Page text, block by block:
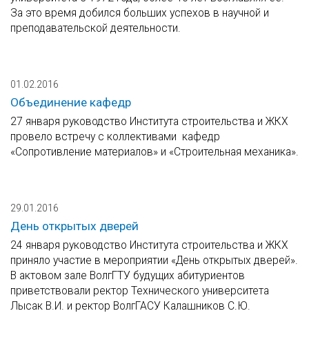
За это время добился больших успехов в научной и
преподавательской деятельности.
01.02.2016
Объединение кафедр
27 января руководство Института строительства и ЖКХ
провело встречу с коллективами кафедр
«Сопротивление материалов» и «Строительная механика».
29.01.2016
День открытых дверей
24 января руководство Института строительства и ЖКХ
приняло участие в мероприятии «День открытых дверей».
В актовом зале ВолгГТУ будущих абитуриентов
приветствовали ректор Технического университета
Лысак В.И. и ректор ВолгГАСУ Калашников С.Ю.